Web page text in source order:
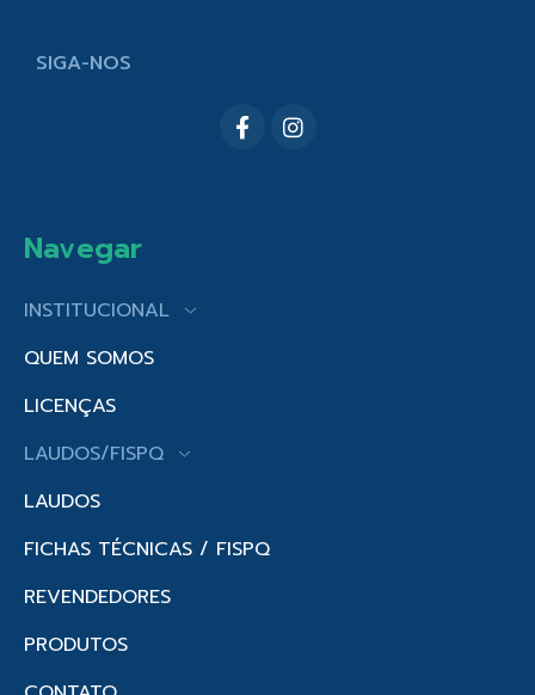
SIGA-NOS
Navegar
INSTITUCIONAL
QUEM SOMOS
LICENÇAS
LAUDOS/FISPQ
LAUDOS
FICHAS TÉCNICAS / FISPQ
REVENDEDORES
PRODUTOS